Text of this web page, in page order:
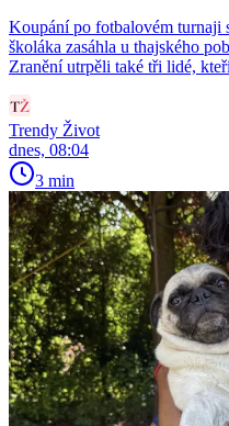
Koupání po fotbalovém turnaji
školáka zasáhla u thajského
Zranění utrpěli také tři lidé,
Trendy Život
dnes, 08:04
3 min